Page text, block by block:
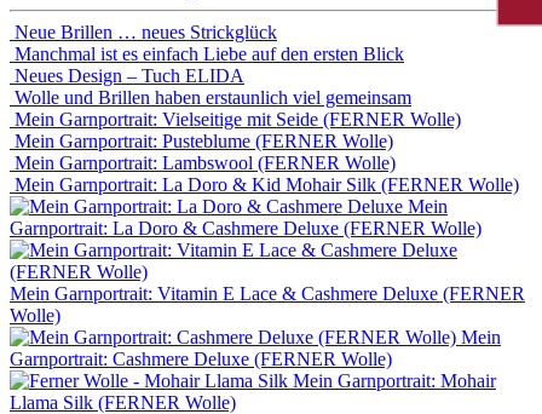
Neue Brillen … neues Strickglück
Manchmal ist es einfach Liebe auf den ersten Blick
Neues Design – Tuch ELIDA
Wolle und Brillen haben erstaunlich viel gemeinsam
Mein Garnportrait: Vielseitige mit Seide (FERNER Wolle)
Mein Garnportrait: Pusteblume (FERNER Wolle)
Mein Garnportrait: Lambswool (FERNER Wolle)
Mein Garnportrait: La Doro & Kid Mohair Silk (FERNER Wolle)
Mein
Garnportrait: La Doro & Cashmere Deluxe (FERNER Wolle)
Mein Garnportrait: Vitamin E Lace & Cashmere Deluxe (FERNER
Wolle)
Mein
Garnportrait: Cashmere Deluxe (FERNER Wolle)
Mein Garnportrait: Mohair
Llama Silk (FERNER Wolle)